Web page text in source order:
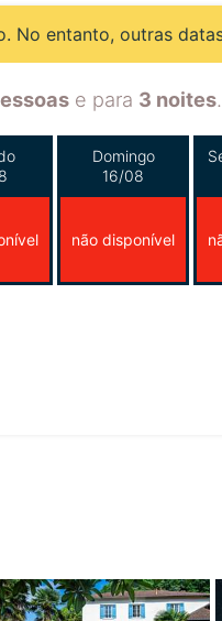
No entanto, outras
e para 3 noites.
Domingo
16/08
não disponível